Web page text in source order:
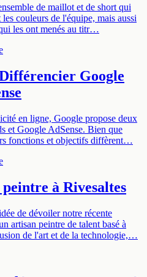
de maillot et de short qui
couleurs de l'équipe, mais aussi
les ont menés au titr…
Google
en ligne, Google propose deux
et Google AdSense. Bien que
fonctions et objectifs diffèrent…
à Rivesaltes
de dévoiler notre récente
artisan peintre de talent basé à
de l'art et de la technologie,…